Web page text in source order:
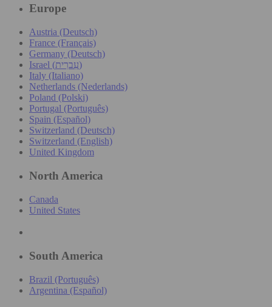
Europe
Austria (Deutsch)
France (Français)
Germany (Deutsch)
Israel (עִברִית)
Italy (Italiano)
Netherlands (Nederlands)
Poland (Polski)
Portugal (Português)
Spain (Español)
Switzerland (Deutsch)
Switzerland (English)
United Kingdom
North America
Canada
United States
South America
Brazil (Português)
Argentina (Español)